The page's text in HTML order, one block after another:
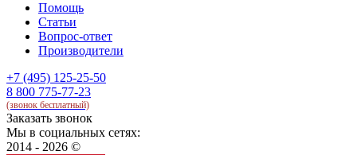
Помощь
Статьи
Вопрос-ответ
Производители
+7 (495) 125-25-50
8 800 775-77-23
(звонок бесплатный)
Заказать звонок
Мы в социальных сетях:
2014 - 2026 ©